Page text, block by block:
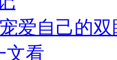
爱自己的